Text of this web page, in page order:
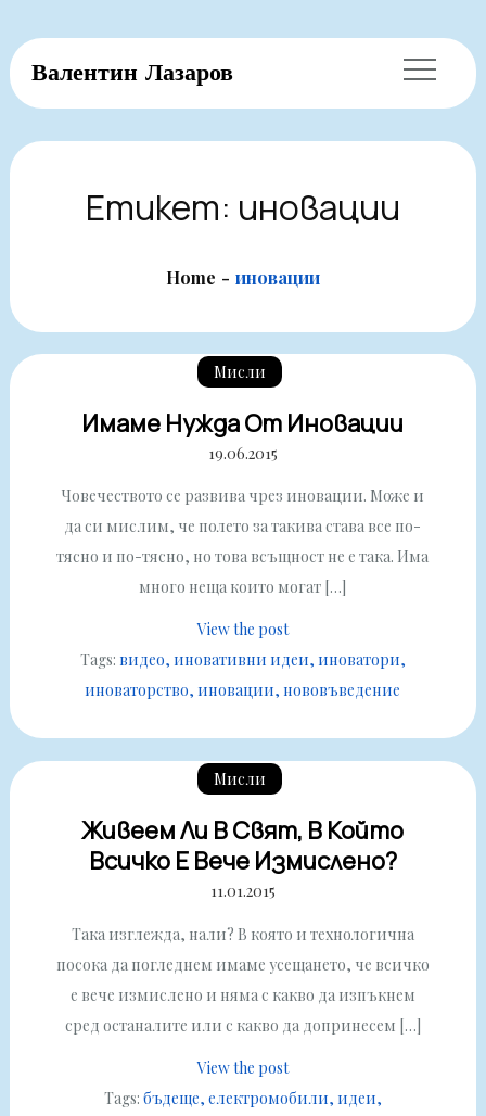
Skip
to
content
Валентин Лазаров
Етикет: иновации
Home иновации
Мисли
Имаме Нужда От Иновации
19.06.2015
Човечеството се развива чрез иновации. Може и
да си мислим, че полето за такива става все по-
тясно и по-тясно, но това всъщност не е така. Има
много неща които могат […]
View the post
Tags: видео иновативни идеи иноватори
иноваторство иновации нововъведение
Мисли
Живеем Ли В Свят, В Който
Всичко Е Вече Измислено?
11.01.2015
Така изглежда, нали? В която и технологична
посока да погледнем имаме усещането, че всичко
е вече измислено и няма с какво да изпъкнем
сред останалите или с какво да допринесем […]
View the post
Tags: бъдеще електромобили идеи